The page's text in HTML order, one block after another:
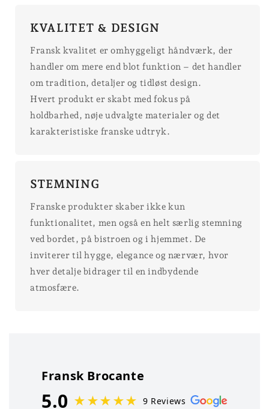
KVALITET & DESIGN
Fransk kvalitet er omhyggeligt håndværk, der
handler om mere end blot funktion – det handler
om tradition, detaljer og tidløst design.
Hvert produkt er skabt med fokus på
holdbarhed, nøje udvalgte materialer og det
karakteristiske franske udtryk.
STEMNING
Franske produkter skaber ikke kun
funktionalitet, men også en helt særlig stemning
ved bordet, på bistroen og i hjemmet. De
inviterer til hygge, elegance og nærvær, hvor
hver detalje bidrager til en indbydende
atmosfære.